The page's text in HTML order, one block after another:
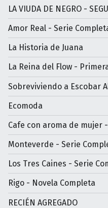
LA VIUDA DE NEGRO -
Amor Real - Serie
La Historia de Juana
La Reina del Flow -
Sobreviviendo a Escobar
Ecomoda
Cafe con aroma de mujer
Monteverde - Serie
Los Tres Caines - Serie
Rigo - Novela Completa
RECIÉN AGREGADO